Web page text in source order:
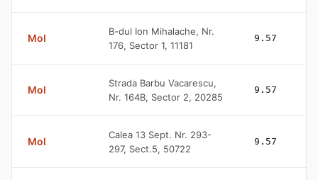
Mol
B-dul Ion Mihalache, Nr.
176, Sector 1, 11181
9.57
Mol
Strada Barbu Vacarescu,
Nr. 164B, Sector 2, 20285
9.57
Mol
Calea 13 Sept. Nr. 293-
297, Sect.5, 50722
9.57